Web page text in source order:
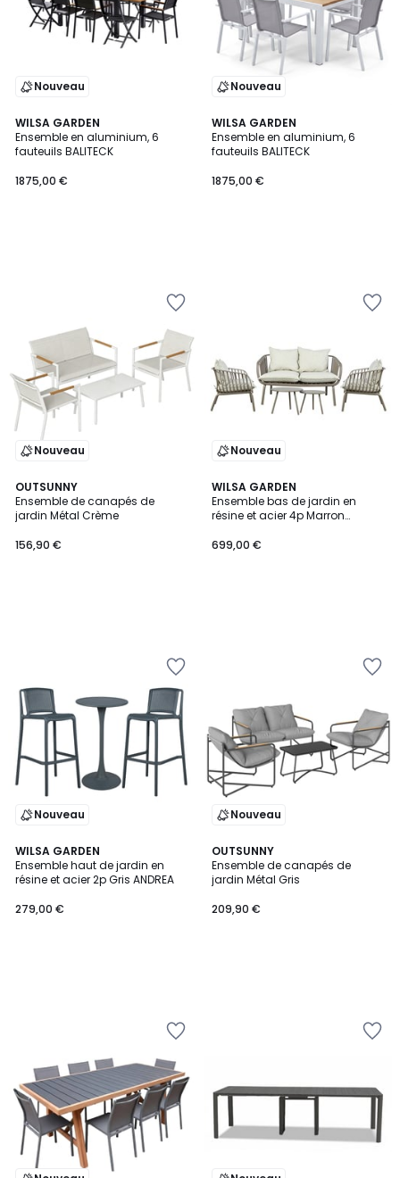
Nouveau
WILSA GARDEN
Ensemble en aluminium, 6
fauteuils BALITECK
1875,00 €
Nouveau
WILSA GARDEN
Ensemble en aluminium, 6
fauteuils BALITECK
1875,00 €
Nouveau
OUTSUNNY
Ensemble de canapés de
jardin Métal Crème
156,90 €
Nouveau
WILSA GARDEN
Ensemble bas de jardin en
résine et acier 4p Marron
699,00 €
Nouveau
WILSA GARDEN
Ensemble haut de jardin en
résine et acier 2p Gris ANDREA
279,00 €
Nouveau
OUTSUNNY
Ensemble de canapés de
jardin Métal Gris
209,90 €